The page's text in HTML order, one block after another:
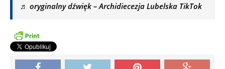
♬ oryginalny dźwięk – Archidiecezja Lubelska TikTok